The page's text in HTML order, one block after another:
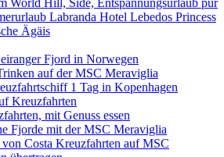
World Hill, Side, Entspannungsurlaub pur
Labranda Hotel Lebedos Princess
Ägäis
Fjord in Norwegen
auf der MSC Meraviglia
1 Tag in Kopenhagen
Kreuzfahrten
mit Genuss essen
Fjorde mit der MSC Meraviglia
Costa Kreuzfahrten auf MSC